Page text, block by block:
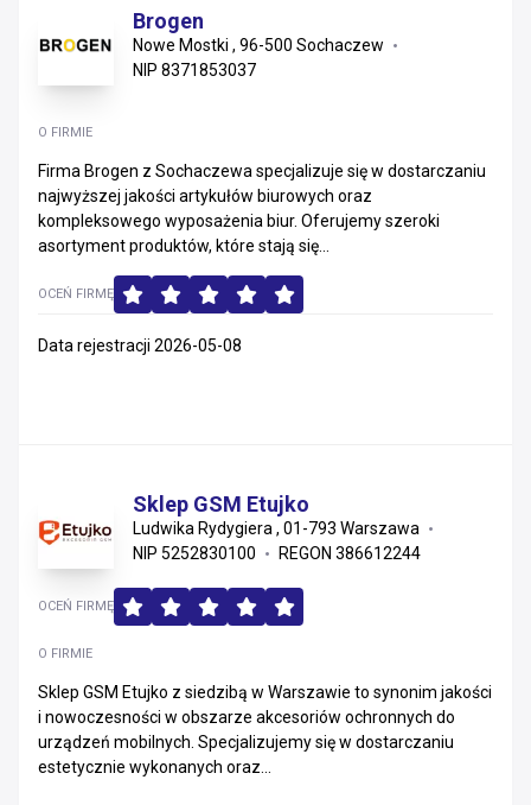
Brogen
Nowe Mostki , 96-500 Sochaczew
NIP 8371853037
O FIRMIE
Firma Brogen z Sochaczewa specjalizuje się w dostarczaniu
najwyższej jakości artykułów biurowych oraz
kompleksowego wyposażenia biur. Oferujemy szeroki
asortyment produktów, które stają się...
OCEŃ FIRMĘ
Data rejestracji 2026-05-08
Sklep GSM Etujko
Ludwika Rydygiera , 01-793 Warszawa
NIP 5252830100
REGON 386612244
O FIRMIE
Sklep GSM Etujko z siedzibą w Warszawie to synonim jakości
i nowoczesności w obszarze akcesoriów ochronnych do
urządzeń mobilnych. Specjalizujemy się w dostarczaniu
estetycznie wykonanych oraz...
OCEŃ FIRMĘ